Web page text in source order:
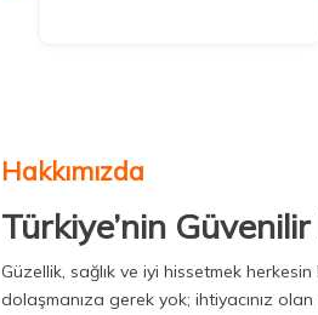
Hakkımızda
Türkiye’nin
Güzellik, sağlık ve iyi hissetmek
dolaşmanıza gerek yok; ihtiyacınız